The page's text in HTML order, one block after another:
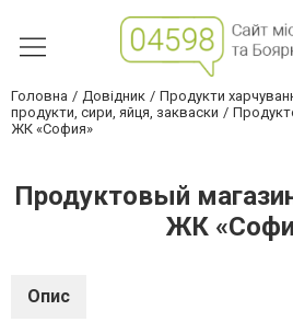
Головна Довідник Продукти
продукти, сири, яйця, закваски
ЖК «София»
Продуктовый
ЖК
Опис